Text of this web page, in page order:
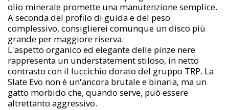
olio minerale promette una manutenzione semplice.
A seconda del profilo di guida e del peso
complessivo, consiglierei comunque un disco più
grande per maggiore riserva.
L'aspetto organico ed elegante delle pinze nere
rappresenta un understatement stiloso, in netto
contrasto con il luccichio dorato del gruppo TRP. La
Slate Evo non è un'ancora brutale e binaria, ma un
gatto morbido che, quando serve, può essere
altrettanto aggressivo.